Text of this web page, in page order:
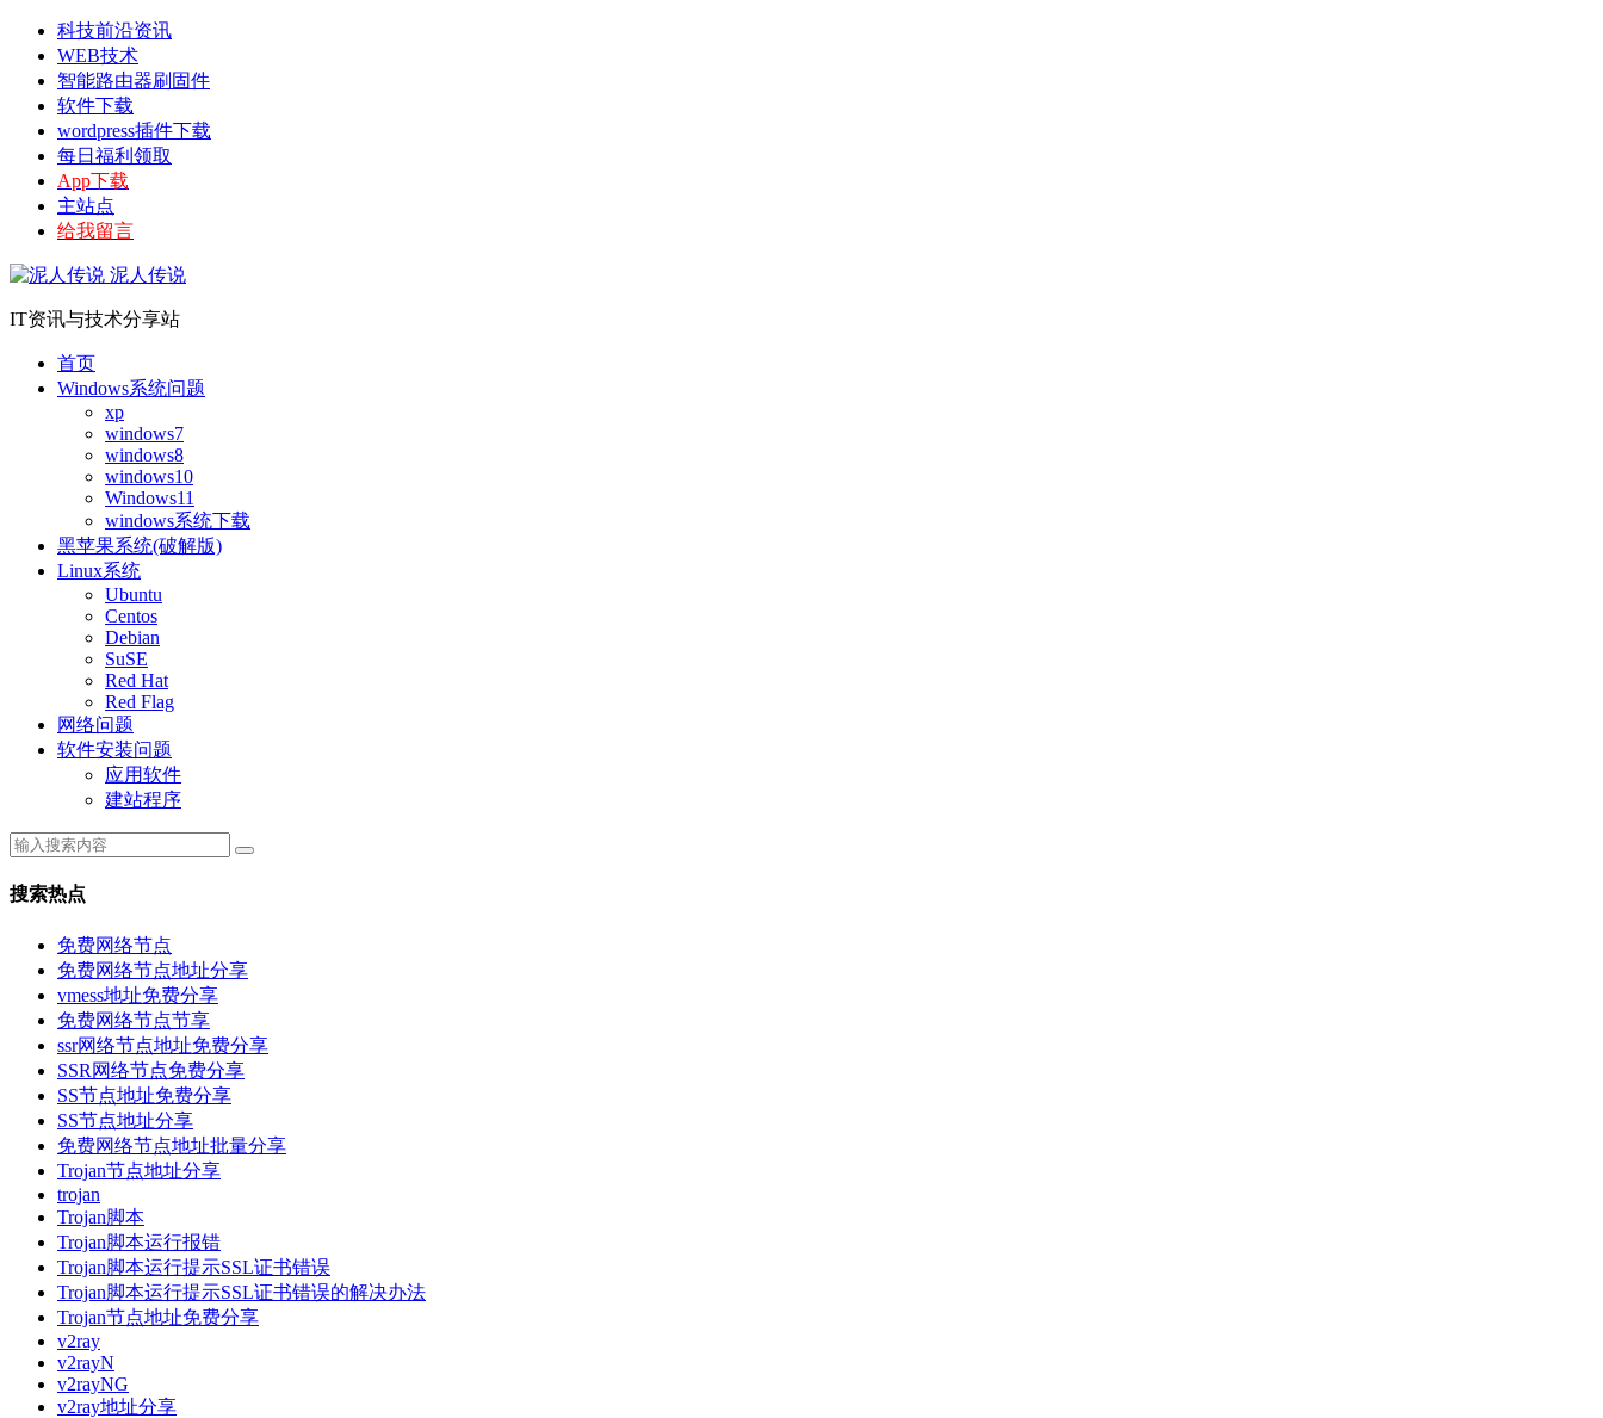
科技前沿资讯
WEB技术
智能路由器刷固件
软件下载
wordpress插件下载
每日福利领取
App下载
主站点
给我留言
泥人传说
IT资讯与技术分享站
首页
Windows系统问题
xp
windows7
windows8
windows10
Windows11
windows系统下载
黑苹果系统(破解版)
Linux系统
Ubuntu
Centos
Debian
SuSE
Red Hat
Red Flag
网络问题
软件安装问题
应用软件
建站程序
搜索热点
免费网络节点
免费网络节点地址分享
vmess地址免费分享
免费网络节点节享
ssr网络节点地址免费分享
SSR网络节点免费分享
SS节点地址免费分享
SS节点地址分享
免费网络节点地址批量分享
Trojan节点地址分享
trojan
Trojan脚本
Trojan脚本运行报错
Trojan脚本运行提示SSL证书错误
Trojan脚本运行提示SSL证书错误的解决办法
Trojan节点地址免费分享
v2ray
v2rayN
v2rayNG
v2ray地址分享